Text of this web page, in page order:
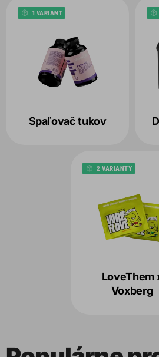
Spaľovač tukov
1 VARIANT
LoveThem
Voxberg
2 VARIANTY